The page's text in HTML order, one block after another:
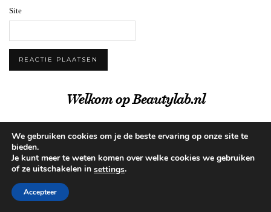
Site
Welkom op Beautylab.nl
We gebruiken cookies om je de beste ervaring op onze site te
bieden.
Je kunt meer te weten komen over welke cookies we gebruiken
of ze uitschakelen in settings.
Accepteer